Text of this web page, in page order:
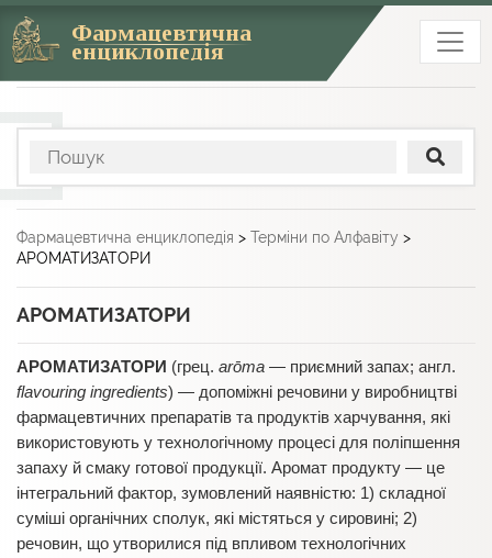
Фармацевтична
енциклопедія
Фармацевтична енциклопедія > Терміни по Алфавіту >
АРОМАТИЗАТОРИ
АРОМАТИЗАТОРИ
АРОМАТИЗАТОРИ (грец. arōma — приємний запах; англ.
flavouring ingredients) — допоміжні речовини у виробництві
фармацевтичних препаратів та продуктів харчування, які
використовують у технологічному процесі для поліпшення
запаху й смаку готової продукції. Аромат продукту — це
інтегральний фактор, зумовлений наявністю: 1) складної
суміші органічних сполук, які містяться у сировині; 2)
речовин, що утворилися під впливом технологічних